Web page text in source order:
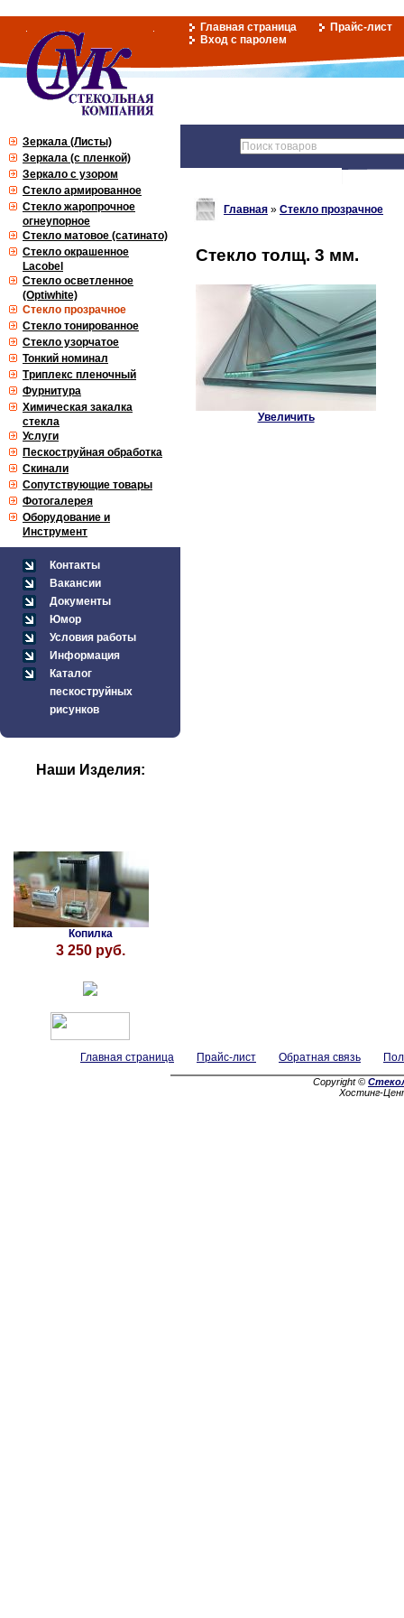
Главная страница
Прайс-лист
Вход с паролем
Зеркала (Листы)
Зеркала (с пленкой)
Зеркало с узором
Стекло армированное
Стекло жаропрочное
огнеупорное
Стекло матовое (сатинато)
Стекло окрашенное
Lacobel
Стекло осветленное
(Optiwhite)
Стекло прозрачное
Стекло тонированное
Стекло узорчатое
Тонкий номинал
Триплекс пленочный
Фурнитура
Химическая закалка
стекла
Услуги
Пескоструйная обработка
Скинали
Сопутствующие товары
Фотогалерея
Оборудование и
Инструмент
Контакты
Вакансии
Документы
Юмор
Условия работы
Информация
Каталог
пескоструйных
рисунков
Наши Изделия:
Копилка
3 250 руб.
Главная » Стекло прозрачное
Стекло толщ. 3 мм.
Увеличить
Главная страница Прайс-лист Обратная связь
Copyright ©
Хостинг-